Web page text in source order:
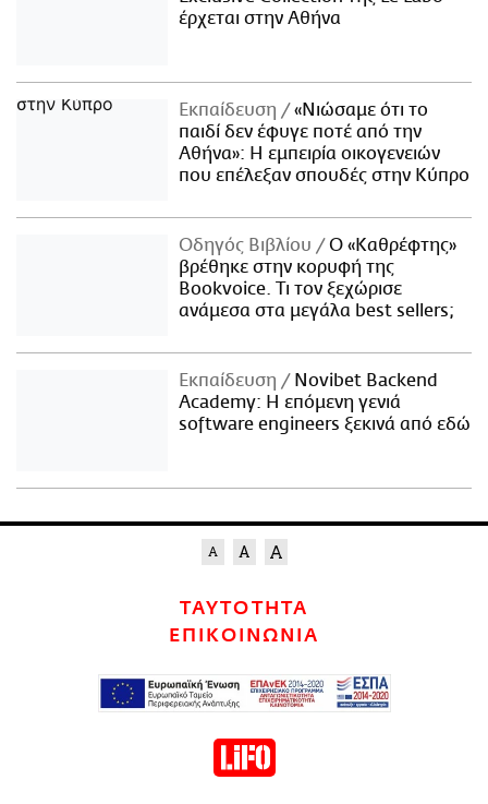
έρχεται στην Αθήνα
Εκπαίδευση
«Νιώσαμε ότι το
παιδί δεν έφυγε ποτέ από την
Αθήνα»: Η εμπειρία οικογενειών
που επέλεξαν σπουδές στην Κύπρο
Οδηγός Βιβλίου
Ο «Καθρέφτης»
βρέθηκε στην κορυφή της
Bookvoice. Τι τον ξεχώρισε
ανάμεσα στα μεγάλα best sellers;
Εκπαίδευση
Novibet Backend
Academy: Η επόμενη γενιά
software engineers ξεκινά από εδώ
ΤΑΥΤΟΤΗΤΑ
ΕΠΙΚΟΙΝΩΝΙΑ